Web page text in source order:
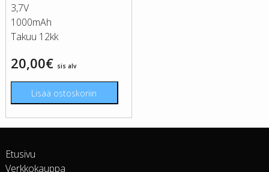
3,7V
1000mAh
Takuu 12kk
20,00€ sis alv
Lisää ostoskoriin
Etusivu
Verkkokauppa